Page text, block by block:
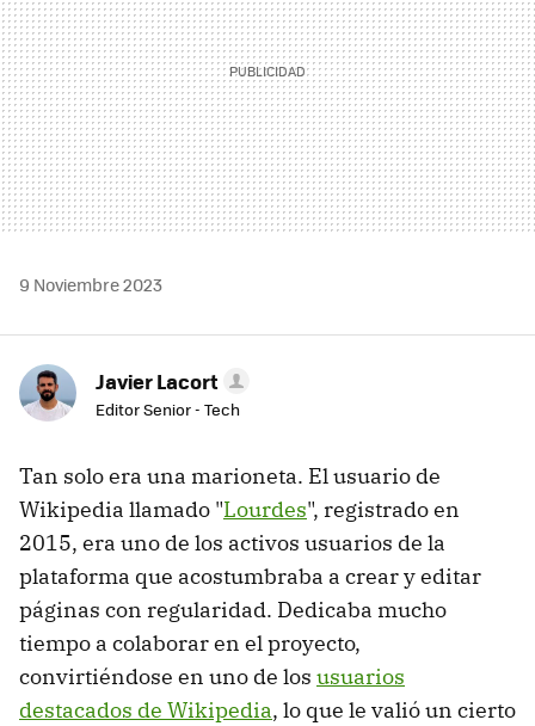
9 Noviembre 2023
Javier Lacort
Editor Senior - Tech
Tan solo era una marioneta. El usuario de
Wikipedia llamado "Lourdes", registrado en
2015, era uno de los activos usuarios de la
plataforma que acostumbraba a crear y editar
páginas con regularidad. Dedicaba mucho
tiempo a colaborar en el proyecto,
convirtiéndose en uno de los usuarios
destacados de Wikipedia, lo que le valió un cierto